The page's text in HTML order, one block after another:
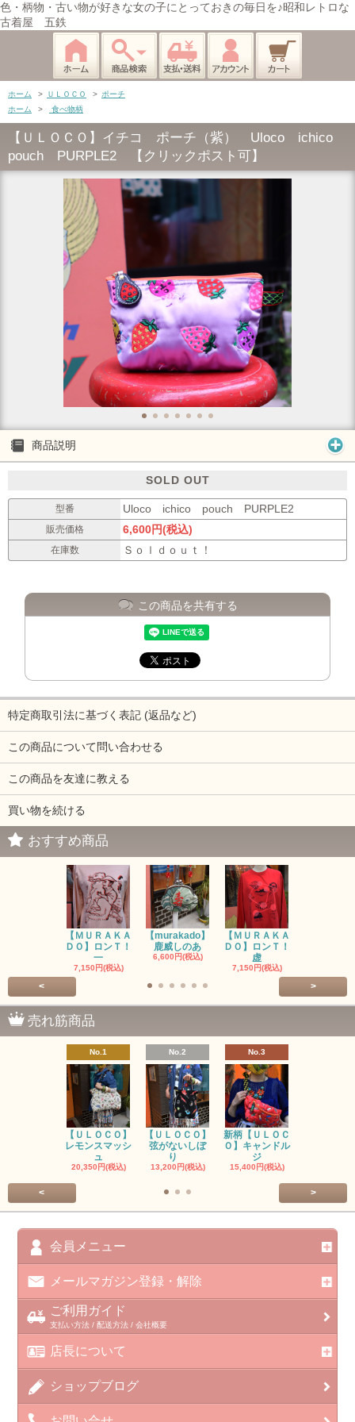
色・柄物・古い物が好きな女の子にとっておきの毎日を♪昭和レトロな
古着屋 五鉄
ホーム > ＵＬＯＣＯ > ポーチ
ホーム
> 食べ物柄
【ＵＬＯＣＯ】イチコ ポーチ（紫） Uloco ichico
pouch PURPLE2 【クリックポスト可】
商品説明
SOLD OUT
型番 Uloco ichico pouch PURPLE2
販売価格 6,600円(税込)
在庫数 Ｓｏｌｄｏｕｔ！
この商品を共有する
特定商取引法に基づく表記 (返品など)
この商品について問い合わせる
この商品を友達に教える
買い物を続ける
おすすめ商品
【ＭＵＲＡＫＡ
ＤＯ】ロンＴ！
一
7,150円(税込)
【murakado】
鹿威しのあ
6,600円(税込)
【ＭＵＲＡＫＡ
ＤＯ】ロンＴ！
虚
7,150円(税込)
< >
売れ筋商品
No.1
【ＵＬＯＣＯ】
レモンスマッシ
ュ
20,350円(税込)
No.2
【ＵＬＯＣＯ】
弦がないしぼ
り
13,200円(税込)
No.3
新柄【ＵＬＯＣ
Ｏ】キャンドル
ジ
15,400円(税込)
< >
会員メニュー
メールマガジン登録・解除
ご利用ガイド
支払い方法 / 配送方法 / 会社概要
店長について
ショップブログ